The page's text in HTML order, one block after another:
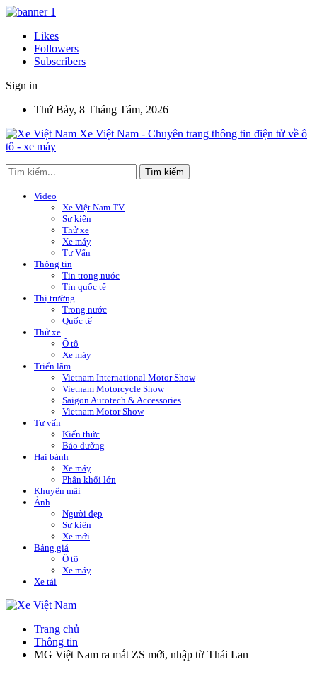
Likes
Followers
Subscribers
Sign in
Thứ Bảy, 8 Tháng Tám, 2026
Xe Việt Nam - Chuyên trang thông tin điện tử về ô
tô - xe máy
Video
Xe Việt Nam TV
Sự kiện
Thử xe
Xe máy
Tư Vấn
Thông tin
Tin trong nước
Tin quốc tế
Thị trường
Trong nước
Quốc tế
Thử xe
Ô tô
Xe máy
Triển lãm
Vietnam International Motor Show
Vietnam Motorcycle Show
Saigon Autotech & Accessories
Vietnam Motor Show
Tư vấn
Kiến thức
Bảo dưỡng
Hai bánh
Xe máy
Phân khối lớn
Khuyến mãi
Ảnh
Người đẹp
Sự kiện
Xe mới
Bảng giá
Ô tô
Xe máy
Xe tải
Trang chủ
Thông tin
MG Việt Nam ra mắt ZS mới, nhập từ Thái Lan